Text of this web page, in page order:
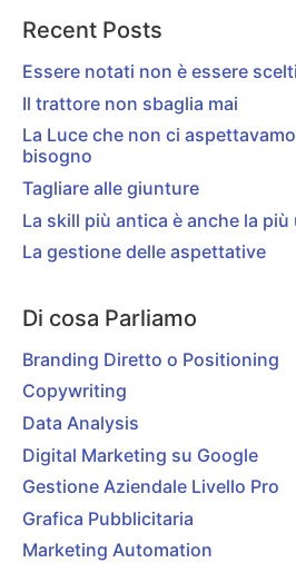
Recent Posts
Essere notati non è essere scelti
Il trattore non sbaglia mai
La Luce che non ci
bisogno
Tagliare alle giunture
La skill più antica è anche la più
La gestione delle aspettative
Di cosa Parliamo
Branding Diretto o Positioning
Copywriting
Data Analysis
Digital Marketing su Google
Gestione Aziendale Livello Pro
Grafica Pubblicitaria
Marketing Automation